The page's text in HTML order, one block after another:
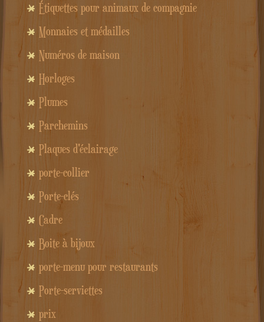
Étiquettes pour animaux de compagnie
Monnaies et médailles
Numéros de maison
Horloges
Plumes
Parchemins
Plaques d'éclairage
porte-collier
Porte-clés
Cadre
Boite à bijoux
porte-menu pour restaurants
Porte-serviettes
prix